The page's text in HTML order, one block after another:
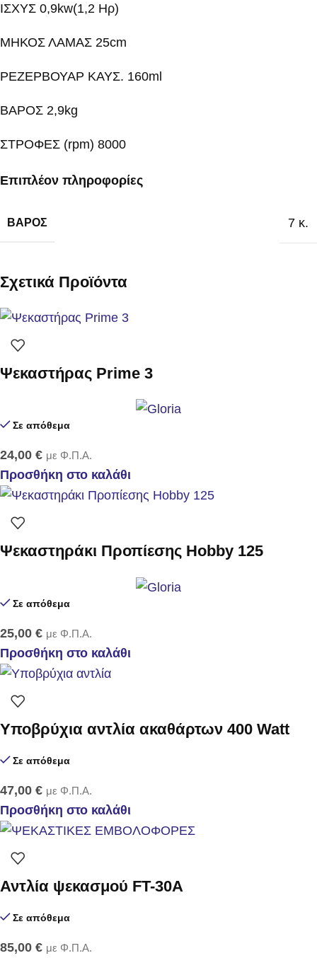
ΙΣΧΥΣ 0,9kw(1,2 Ηρ)
ΜΗΚΟΣ ΛΑΜΑΣ 25cm
ΡΕΖΕΡΒΟΥΑΡ ΚΑΥΣ. 160ml
ΒΑΡΟΣ 2,9kg
ΣΤΡΟΦΕΣ (rpm) 8000
Επιπλέον πληροφορίες
ΒΆΡΟΣ 7 κ.
Σχετικά Προϊόντα
Ψεκαστήρας Prime 3
Σε απόθεμα
24,00 € με Φ.Π.Α.
Προσθήκη στο καλάθι
Ψεκαστηράκι Προπίεσης Hobby 125
Σε απόθεμα
25,00 € με Φ.Π.Α.
Προσθήκη στο καλάθι
Υποβρύχια αντλία ακαθάρτων 400 Watt
Σε απόθεμα
47,00 € με Φ.Π.Α.
Προσθήκη στο καλάθι
Αντλία ψεκασμού FT-30Α
Σε απόθεμα
85,00 € με Φ.Π.Α.